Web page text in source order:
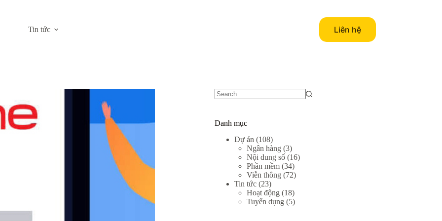
Tin tức Liên hệ
Danh mục
Dự án (108)
Ngân hàng (3)
Nội dung số (16)
Phần mềm (34)
Viễn thông (72)
Tin tức (23)
Hoạt động (18)
Tuyển dụng (5)